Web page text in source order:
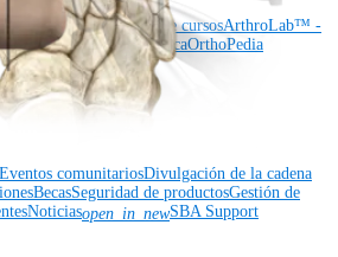
de cursosCalendario de cursosArthroLab™ -
de educación médicaOrthoPedia
Eventos comunitariosDivulgación de la cadena
BecasSeguridad de productosGestión de
Noticiasopen_in_newSBA Support